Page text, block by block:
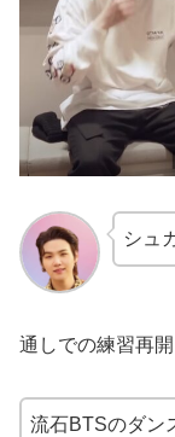
シュ
通しでの練習再開
流石BTSのダン